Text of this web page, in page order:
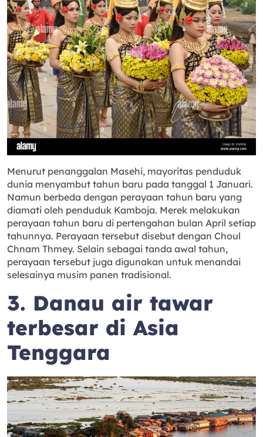
Menurut penanggalan Masehi, mayoritas penduduk
dunia menyambut tahun baru pada tanggal 1 Januari.
Namun berbeda dengan perayaan tahun baru yang
diamati oleh penduduk Kamboja. Merek melakukan
perayaan tahun baru di pertengahan bulan April setiap
tahunnya. Perayaan tersebut disebut dengan Choul
Chnam Thmey. Selain sebagai tanda awal tahun,
perayaan tersebut juga digunakan untuk menandai
selesainya musim panen tradisional.
3. Danau air tawar
terbesar di Asia
Tenggara